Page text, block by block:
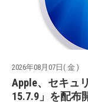
2026年08月07日( 金 )
Apple、セキュ
15.7.9」を配布